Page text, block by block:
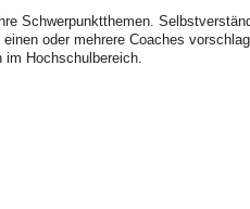
Schwerpunktthemen.
oder mehrere Coaches
im Hochschulbereich.